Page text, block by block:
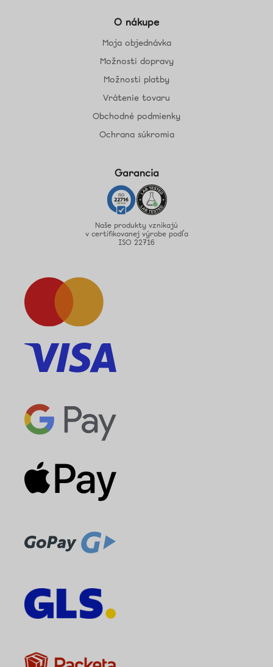
O nákupe
Moja objednávka
Možnosti dopravy
Možnosti platby
Vrátenie tovaru
Obchodné podmienky
Ochrana súkromia
Garancia
Naše produkty vznikajú
v certifikovanej výrobe podľa
ISO 22716